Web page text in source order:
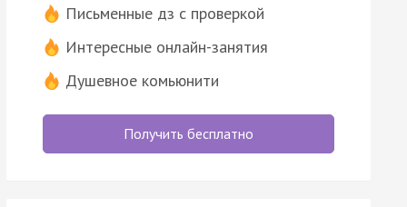
Письменные дз с проверкой
Интересные онлайн-занятия
Душевное комьюнити
Получить бесплатно